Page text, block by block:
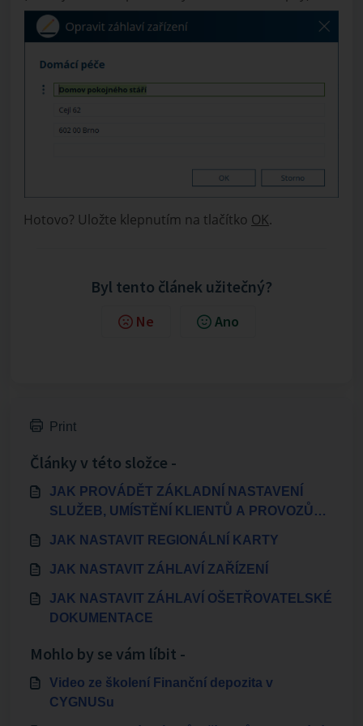
Hotovo? Uložte klepnutím na tlačítko OK.
Byl tento článek užitečný?
Ne Ano
Print
Články v této složce -
JAK PROVÁDĚT ZÁKLADNÍ NASTAVENÍ
SLUŽEB, UMÍSTĚNÍ KLIENTŮ A PROVOZŮ
JAK NASTAVIT REGIONÁLNÍ KARTY
JAK NASTAVIT ZÁHLAVÍ ZAŘÍZENÍ
JAK NASTAVIT ZÁHLAVÍ OŠETŘOVATELSKÉ
DOKUMENTACE
Mohlo by se vám líbit -
Video ze školení Finanční depozita v
CYGNUSu